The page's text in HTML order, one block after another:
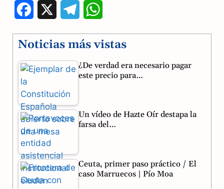
c
e
o
o
k
l
e
a
a
t
p
Noticias más vistas
¿De verdad era necesario pagar
este precio para…
Un vídeo de Hazte Oír destapa la
farsa del…
Ceuta, primer paso práctico / El
caso Marruecos | Pío Moa